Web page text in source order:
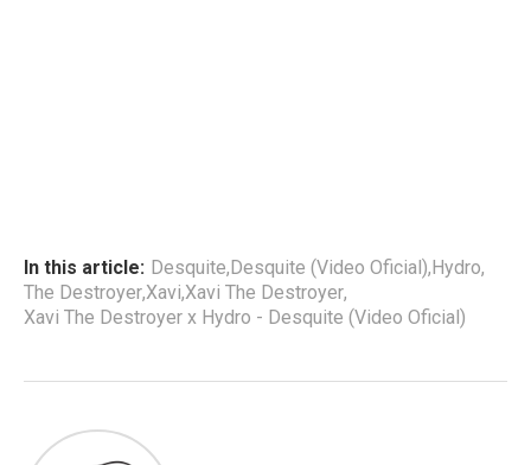
In this article: Desquite,Desquite (Video Oficial),Hydro,
The Destroyer,Xavi,Xavi The Destroyer,
Xavi The Destroyer x Hydro - Desquite (Video Oficial)